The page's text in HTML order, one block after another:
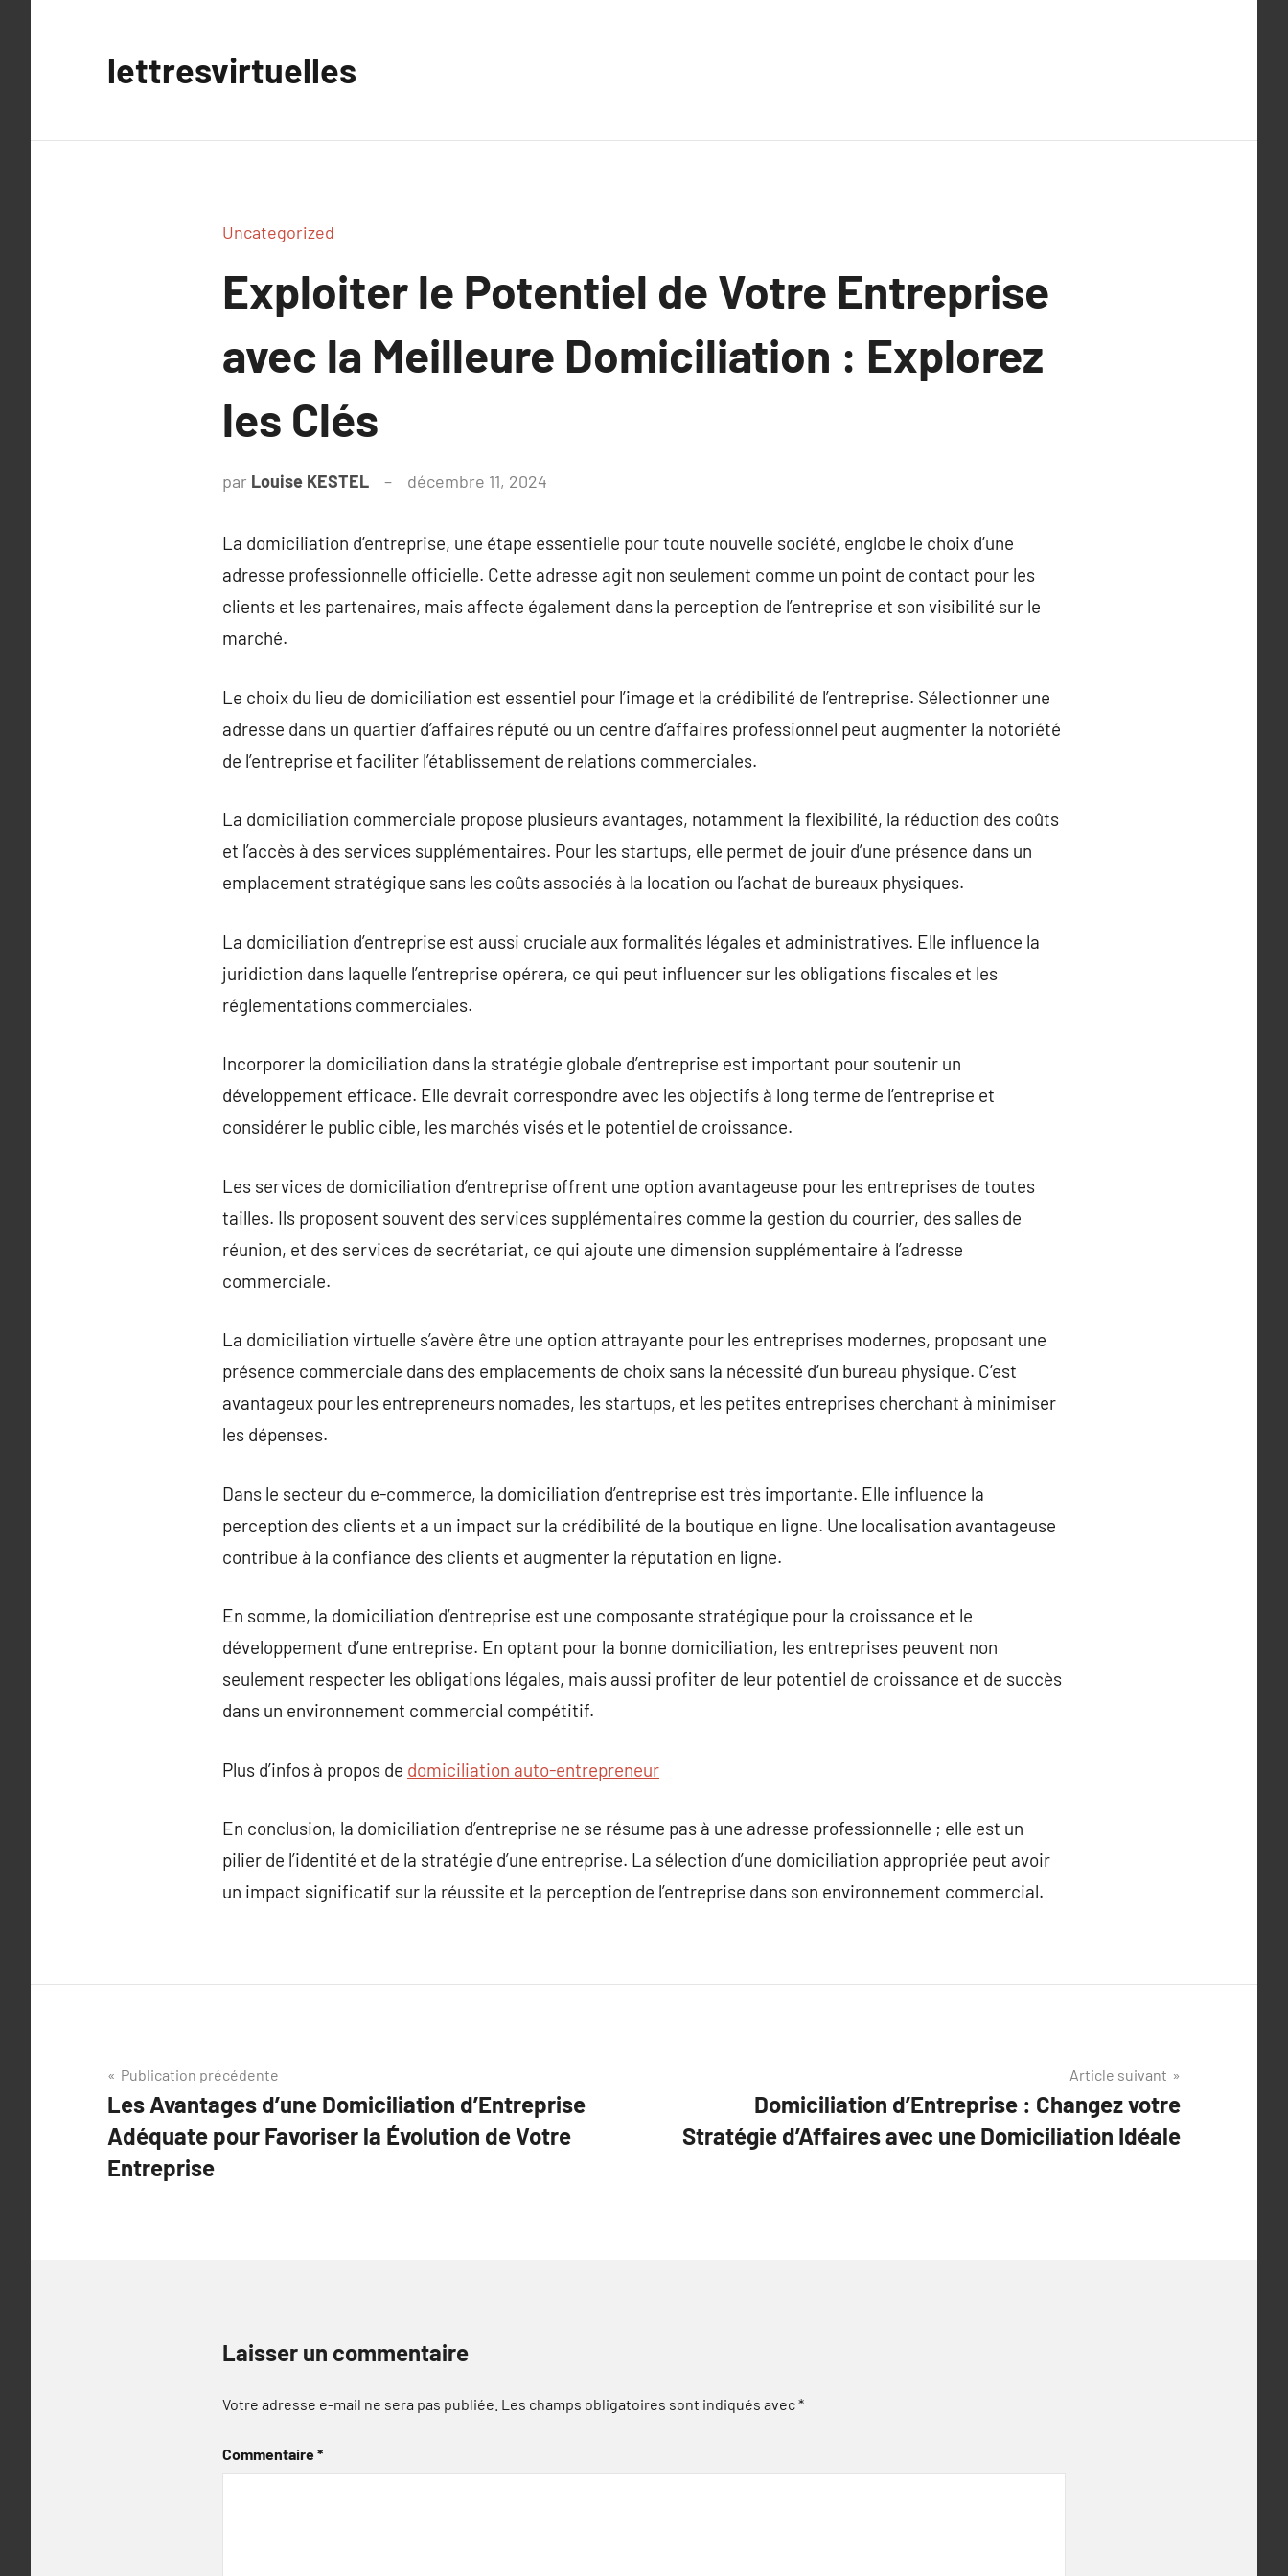
lettresvirtuelles
Uncategorized
Exploiter le Potentiel de Votre Entreprise
avec la Meilleure Domiciliation : Explorez
les Clés
par Louise KESTEL décembre 11, 2024
La domiciliation d’entreprise, une étape essentielle pour toute nouvelle société, englobe le choix d’une
adresse professionnelle officielle. Cette adresse agit non seulement comme un point de contact pour les
clients et les partenaires, mais affecte également dans la perception de l’entreprise et son visibilité sur le
marché.
Le choix du lieu de domiciliation est essentiel pour l’image et la crédibilité de l’entreprise. Sélectionner une
adresse dans un quartier d’affaires réputé ou un centre d’affaires professionnel peut augmenter la notoriété
de l’entreprise et faciliter l’établissement de relations commerciales.
La domiciliation commerciale propose plusieurs avantages, notamment la flexibilité, la réduction des coûts
et l’accès à des services supplémentaires. Pour les startups, elle permet de jouir d’une présence dans un
emplacement stratégique sans les coûts associés à la location ou l’achat de bureaux physiques.
La domiciliation d’entreprise est aussi cruciale aux formalités légales et administratives. Elle influence la
juridiction dans laquelle l’entreprise opérera, ce qui peut influencer sur les obligations fiscales et les
réglementations commerciales.
Incorporer la domiciliation dans la stratégie globale d’entreprise est important pour soutenir un
développement efficace. Elle devrait correspondre avec les objectifs à long terme de l’entreprise et
considérer le public cible, les marchés visés et le potentiel de croissance.
Les services de domiciliation d’entreprise offrent une option avantageuse pour les entreprises de toutes
tailles. Ils proposent souvent des services supplémentaires comme la gestion du courrier, des salles de
réunion, et des services de secrétariat, ce qui ajoute une dimension supplémentaire à l’adresse
commerciale.
La domiciliation virtuelle s’avère être une option attrayante pour les entreprises modernes, proposant une
présence commerciale dans des emplacements de choix sans la nécessité d’un bureau physique. C’est
avantageux pour les entrepreneurs nomades, les startups, et les petites entreprises cherchant à minimiser
les dépenses.
Dans le secteur du e-commerce, la domiciliation d’entreprise est très importante. Elle influence la
perception des clients et a un impact sur la crédibilité de la boutique en ligne. Une localisation avantageuse
contribue à la confiance des clients et augmenter la réputation en ligne.
En somme, la domiciliation d’entreprise est une composante stratégique pour la croissance et le
développement d’une entreprise. En optant pour la bonne domiciliation, les entreprises peuvent non
seulement respecter les obligations légales, mais aussi profiter de leur potentiel de croissance et de succès
dans un environnement commercial compétitif.
Plus d’infos à propos de domiciliation auto-entrepreneur
En conclusion, la domiciliation d’entreprise ne se résume pas à une adresse professionnelle ; elle est un
pilier de l’identité et de la stratégie d’une entreprise. La sélection d’une domiciliation appropriée peut avoir
un impact significatif sur la réussite et la perception de l’entreprise dans son environnement commercial.
Navigation
de
l’article
Publication précédente
Les Avantages d’une Domiciliation d’Entreprise
Adéquate pour Favoriser la Évolution de Votre
Entreprise
Article suivant
Domiciliation d’Entreprise : Changez votre
Stratégie d’Affaires avec une Domiciliation Idéale
Laisser un commentaire
Votre adresse e-mail ne sera pas publiée. Les champs obligatoires sont indiqués avec*
Commentaire*